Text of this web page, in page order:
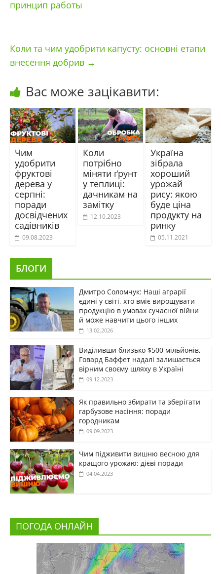
принцип работы
Коли та чим удобрити капусту: основні етапи
внесення добрив →
Вас може зацікавити:
Чим
удобрити
фруктові
дерева у
серпні:
поради
досвідчених
садівників
09.08.2023
Коли
потрібно
міняти ґрунт
у теплиці:
дачникам на
замітку
12.10.2023
Україна
зібрала
хороший
урожай
рису: якою
буде ціна
продукту на
ринку
05.11.2021
БЛОГИ
Дмитро Соломчук: Наші аграрії
єдині у світі, хто вміє вирощувати
продукцію в умовах сучасної війни
й може навчити цього інших
13.02.2026
Виділивши близько $500 мільйонів,
Говард Баффет надалі залишається
вірним своєму шляху в Україні
09.12.2023
Як правильно збирати та зберігати
гарбузове насіння: поради
городникам
09.09.2023
Чим підживити вишню весною для
кращого урожаю: дієві поради
04.04.2023
ПОГОДА ОНЛАЙН